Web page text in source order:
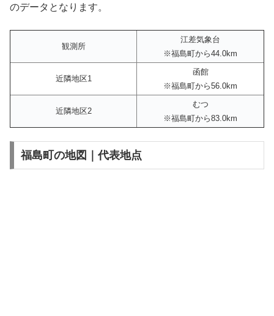
のデータとなります。
観測所
江差気象台
※福島町から44.0km
近隣地区1
函館
※福島町から56.0km
近隣地区2
むつ
※福島町から83.0km
福島町の地図｜代表地点